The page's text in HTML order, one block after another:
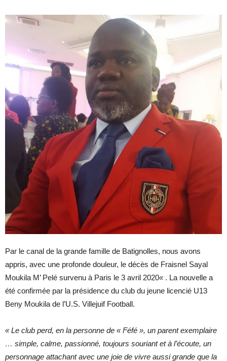
Par le canal de la grande famille de Batignolles, nous avons
appris, avec une profonde douleur, le décès de Fraisnel Sayal
Moukila M’ Pelé survenu à Paris le 3 avril 2020« . La nouvelle a
été confirmée par la présidence du club du jeune licencié U13
Beny Moukila de l’U.S. Villejuif Football.
« Le club perd, en la personne de « Féfé », un parent exemplaire
… simple, calme, passionné, toujours souriant et à l’écoute, un
personnage attachant avec une joie de vivre aussi grande que la